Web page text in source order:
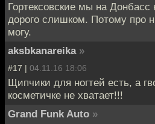
Гортексовские мы на Донбасс
дорого слишком. Потому про
могу.
aksbkanareika »
#17 | 04.11.16 18:06
Щипчики для ногтей есть, а
косметичке не хватает!!!
Grand Funk Auto »